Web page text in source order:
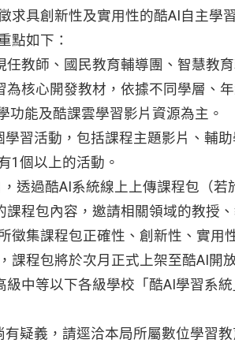
求具創新性及實用性的酷AI自主學
點如下：
教師、國民教育輔導團、智慧教育
核心開發教材，依據不同學層、
功能及酷課雲學習影片資源為主。
習活動，包括課程主題影片、輔
1個以上的活動。
透過酷AI系統線上上傳課程包（若
課程包內容，邀請相關領域的教授
徵集課程包正確性、創新性、實用
課程包將於次月正式上架至酷AI開
中等以下各級學校「酷AI學習系
疑義，請逕洽本局所屬數位學習